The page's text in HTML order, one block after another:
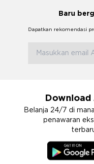
Baru
Dapatkan rekomendasi
Download
Belanja 24/7 di
penawaran